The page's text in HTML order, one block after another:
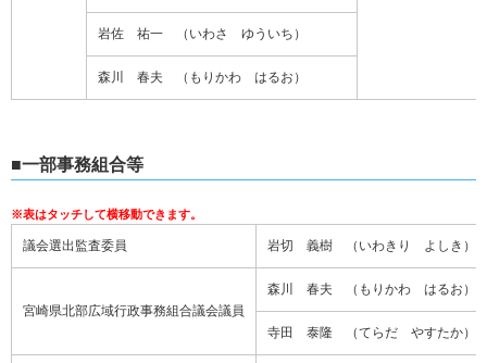
岩佐 祐一 （いわさ ゆういち）
森川 春夫 （もりかわ はるお）
■一部事務組合等
議会選出監査委員 岩切 義樹 （いわきり よしき）
宮崎県北部広域行政事務組合議会議員
森川 春夫 （もりかわ はるお）
寺田 泰隆 （てらだ やすたか）